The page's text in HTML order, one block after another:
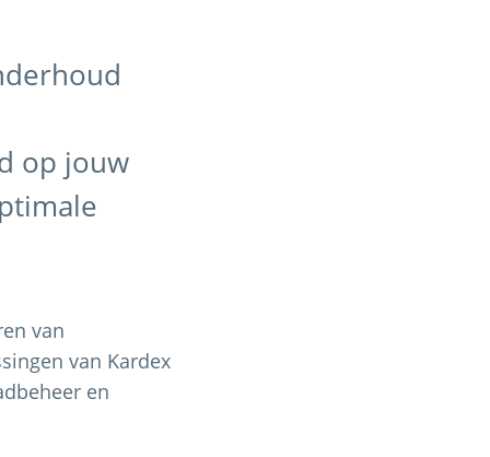
op jouw
van
van Kardex
en